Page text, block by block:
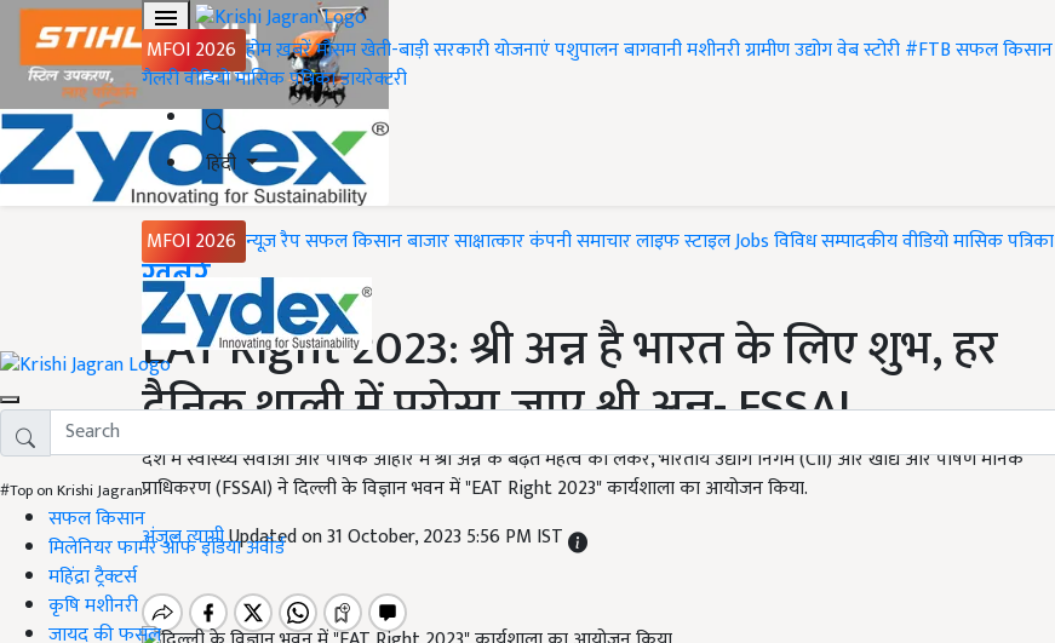
MFOI 2026 होमख़बरेंमौसमखेती-बाड़ीसरकारी योजनाएंपशुपालनबागवानीमशीनरीग्रामीण उद्योगवेब स्टोरी#FTBसफल किसान
गैलरीवीडियोमासिक पत्रिकाडायरेक्टरी
हिंदी
MFOI 2026 न्यूज़ रैपसफल किसानबाजारसाक्षात्कारकंपनी समाचारलाइफ स्टाइलJobsविविधसम्पादकीयवीडियोमासिक पत्रिका
#Top on Krishi Jagran
सफल किसान
मिलेनियर फार्मर ऑफ इंडिया अवॉर्ड
महिंद्रा ट्रैक्टर्स
कृषि मशीनरी
जायद की फसल
Home
ख़बरें
EAT Right 2023: श्री अन्न है भारत के लिए शुभ, हर
दैनिक थाली में परोसा जाए श्री अन्न- FSSAI
देश में स्वास्थ्य सेवाओं और पोषक आहार में श्री अन्न के बढ़ते महत्व को लेकर, भारतीय उद्योग निगम (CII) और खाद्य और पोषण मानक
प्राधिकरण (FSSAI) ने दिल्ली के विज्ञान भवन में "EAT Right 2023" कार्यशाला का आयोजन किया.
अंजुल त्यागीUpdated on 31 October, 2023 5:56 PM IST